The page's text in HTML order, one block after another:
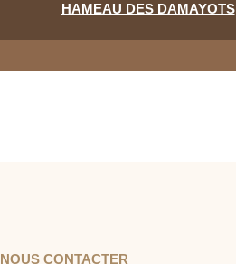
HAMEAU DES DAMAYOTS
NOUS CONTACTER